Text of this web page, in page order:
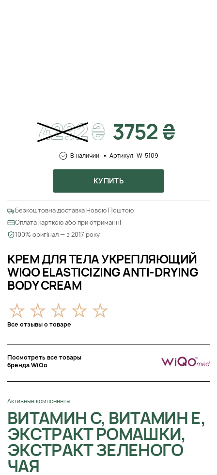
КРЕМ ДЛЯ ТЕЛА УКРЕПЛЯЮЩИЙ
WIQO ELASTICIZING ANTI-DRYING
BODY CREAM
Все отзывы о товаре
Посмотреть все товары
бренда WiQo
Активные компоненты
ВИТАМИН C, ВИТАМИН Е,
ЭКСТРАКТ РОМАШКИ,
ЭКСТРАКТ ЗЕЛЕНОГО
ЧАЯ
4292₴ 3752 ₴
В наличии Артикул: W-5109
КУПИТЬ
Безкоштовна доставка Новою Поштою
Оплата карткою або при отриманні
100% оригінал — з 2017 року